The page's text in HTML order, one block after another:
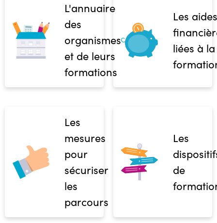
L'annuaire
des
organismes
et de leurs
formations
Les aides
liées à la
Les
mesures
pour
sécuriser
les
parcours
Les
de